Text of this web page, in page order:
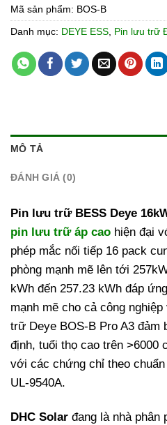
Mã sản phẩm: BOS-B
Danh mục: DEYE ESS Pin lưu trữ
MÔ TẢ
ĐÁNH GIÁ (0)
Pin lưu trữ BESS Deye
pin lưu trữ áp cao hiện đại
phép mắc nối tiếp 16 pack
phòng mạnh mẽ lên tới
kWh đến 257.23 kWh đáp
mạnh mẽ cho cả công
trữ Deye BOS-B Pro A3 đảm
định, tuổi thọ cao trên >6000
với các chứng chỉ theo
UL-9540A.
DHC Solar đang là nhà phân